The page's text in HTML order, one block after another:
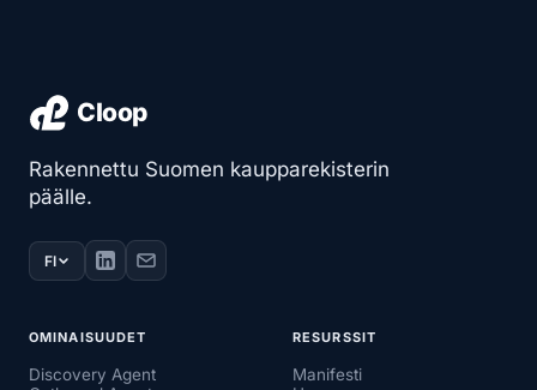
Rakennettu Suomen kaupparekisterin
päälle.
FI
OMINAISUUDET
Discovery Agent
RESURSSIT
Manifesti